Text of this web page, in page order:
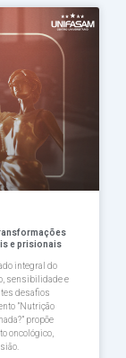
e prisionais
integral do
sensibilidade e
desafios
”Nutrição
propõe
oncológico,